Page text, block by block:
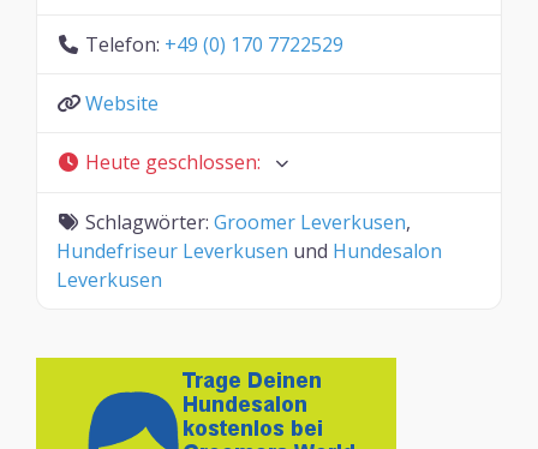
Telefon: +49 (0) 170 7722529
Website
Heute geschlossen:
Schlagwörter: Groomer Leverkusen,
Hundefriseur Leverkusen und Hundesalon
Leverkusen